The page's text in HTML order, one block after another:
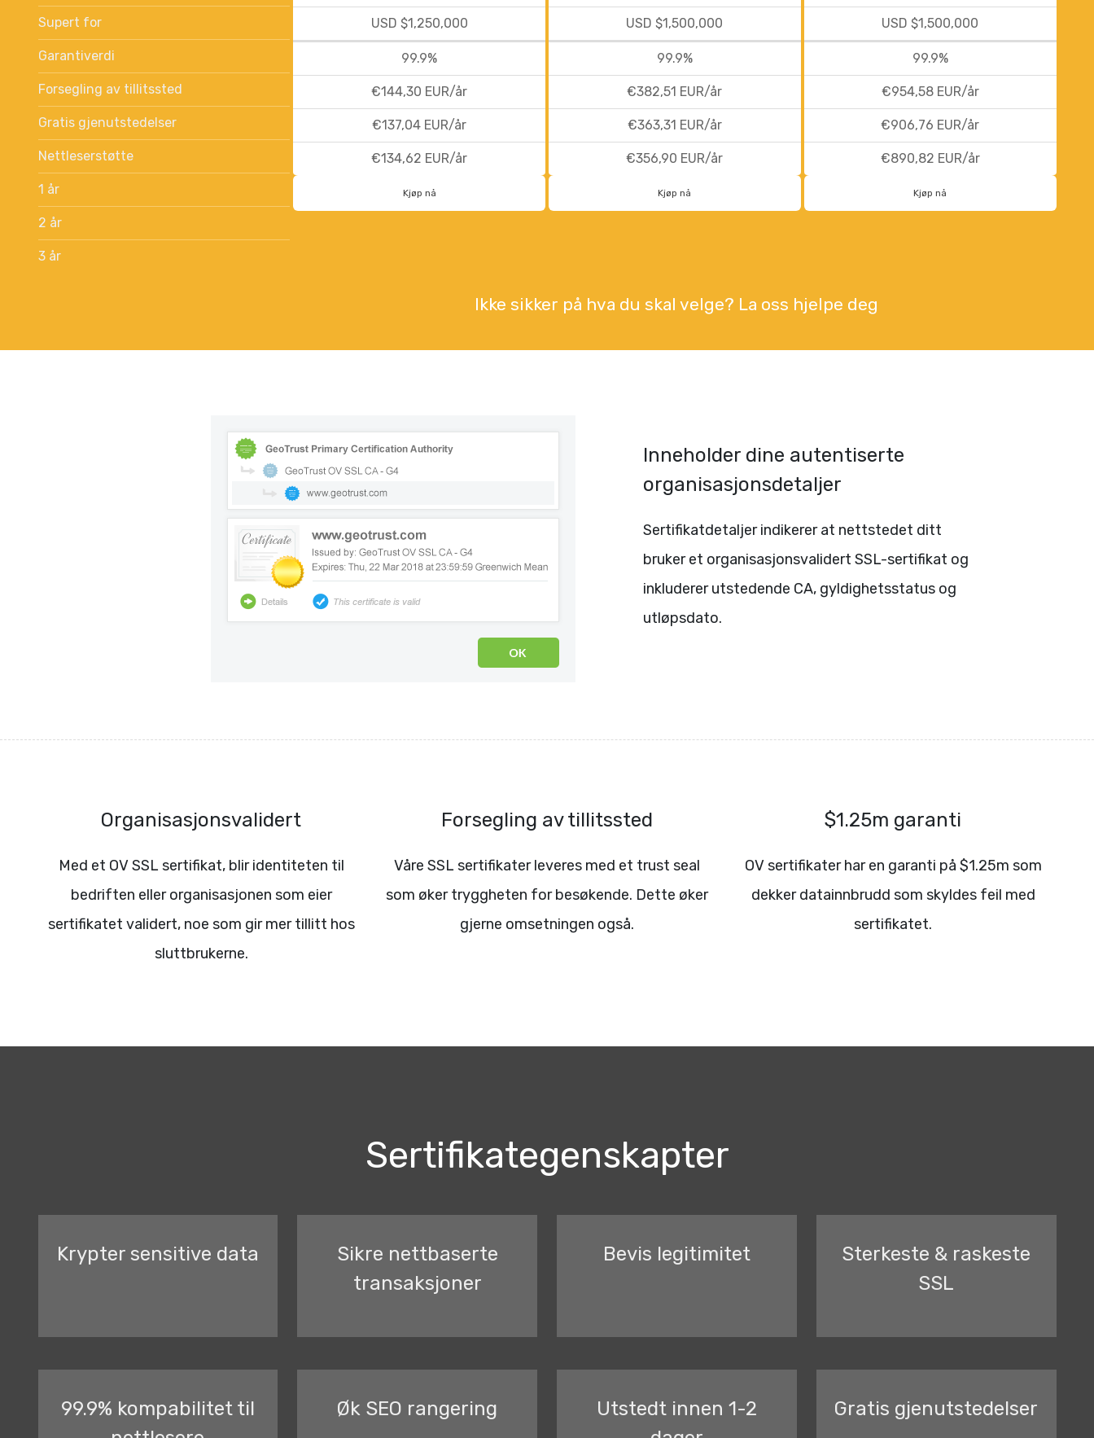
Supert for
Garantiverdi
Forsegling av tillitssted
Gratis gjenutstedelser
Nettleserstøtte
1 år
2 år
3 år
USD $1,250,000
99.9%
€144,30 EUR/år
€137,04 EUR/år
€134,62 EUR/år
Kjøp nå
USD $1,500,000
99.9%
€382,51 EUR/år
€363,31 EUR/år
€356,90 EUR/år
Kjøp nå
USD $1,500,000
99.9%
€954,58 EUR/år
€906,76 EUR/år
€890,82 EUR/år
Kjøp nå
Ikke sikker på hva du skal velge? La oss hjelpe deg
Inneholder dine autentiserte
organisasjonsdetaljer
Sertifikatdetaljer indikerer at nettstedet ditt
bruker et organisasjonsvalidert SSL-sertifikat og
inkluderer utstedende CA, gyldighetsstatus og
utløpsdato.
Organisasjonsvalidert
Med et OV SSL sertifikat, blir identiteten til
bedriften eller organisasjonen som eier
sertifikatet validert, noe som gir mer tillitt hos
sluttbrukerne.
Forsegling av tillitssted
Våre SSL sertifikater leveres med et trust seal
som øker tryggheten for besøkende. Dette øker
gjerne omsetningen også.
$1.25m garanti
OV sertifikater har en garanti på $1.25m som
dekker datainnbrudd som skyldes feil med
sertifikatet.
Sertifikategenskapter
Krypter sensitive data
Sikre nettbaserte
transaksjoner
Bevis legitimitet
Sterkeste & raskeste
SSL
99.9% kompabilitet til
Øk SEO rangering
Utstedt innen 1-2
Gratis gjenutstedelser